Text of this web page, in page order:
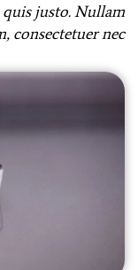
justo. Nullam
consectetuer nec,…